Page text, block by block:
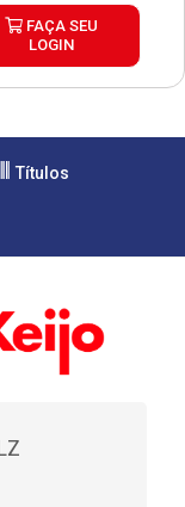
FAÇA SEU
LOGIN
Títulos